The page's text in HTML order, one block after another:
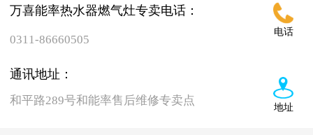
电话
万喜能率热水器燃气灶专卖电话：
0311-86660505
地址
通讯地址：
和平路289号和能率售后维修专卖点